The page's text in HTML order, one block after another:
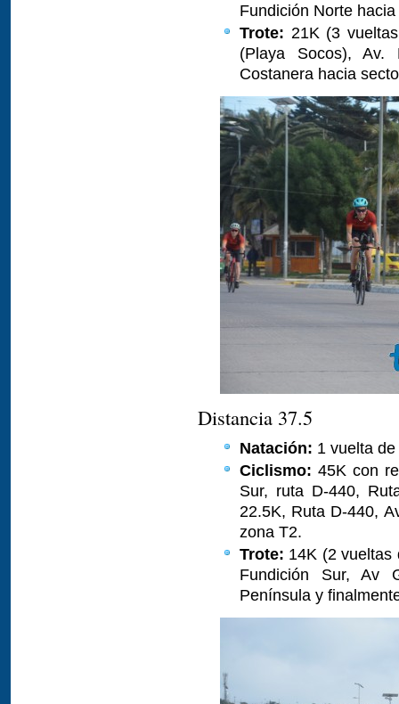
Fundición Norte
Trote: 21K (3
(Playa Socos), Av.
Costanera hacia
Distancia 37.5
Natación: 1 vuelta
Ciclismo: 45K con
Sur, ruta D-440,
22.5K, Ruta D-440,
zona T2.
Trote: 14K (2 vueltas
Fundición Sur, Av
Península y